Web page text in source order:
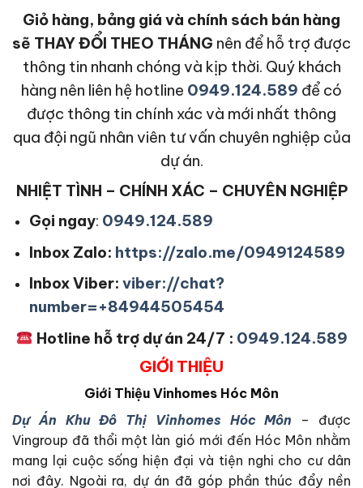
Giỏ hàng, bảng giá và chính sách bán hàng
sẽ THAY ĐỔI THEO THÁNG nên để hỗ trợ được
thông tin nhanh chóng và kịp thời. Quý khách
hàng nên liên hệ hotline 0949.124.589 để có
được thông tin chính xác và mới nhất thông
qua đội ngũ nhân viên tư vấn chuyên nghiệp của
dự án.
NHIỆT TÌNH – CHÍNH XÁC – CHUYÊN NGHIỆP
Gọi ngay: 0949.124.589
Inbox Zalo: https://zalo.me/0949124589
Inbox Viber: viber://chat?
number=+84944505454
Hotline hỗ trợ dự án 24/7 : 0949.124.589
GIỚI THIỆU
Giới Thiệu Vinhomes Hóc Môn
Dự Án Khu Đô Thị Vinhomes Hóc Môn
– được
Vingroup đã thổi một làn gió mới đến Hóc Môn nhằm
mang lại cuộc sống hiện đại và tiện nghi cho cư dân
nơi đây. Ngoài ra, dự án đã góp phần thúc đẩy nền